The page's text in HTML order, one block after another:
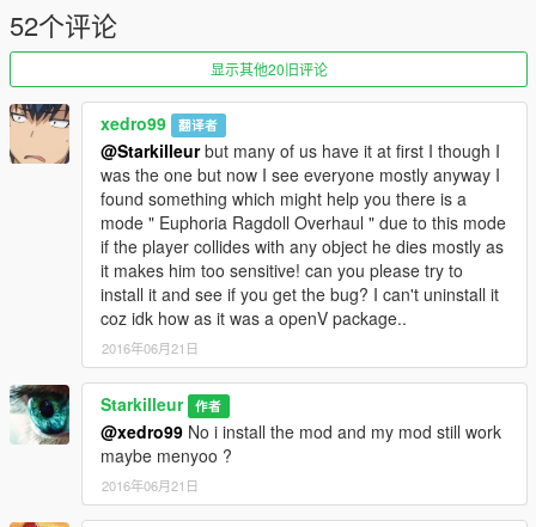
Know Bug :
Sometime you can die even if you are in the drone, I'm work on
52个评论
显示其他20旧评论
xedro99 翻译者
@Starkilleurbut many of us have it at first I though I
was the one but now I see everyone mostly anyway I
found something which might help you there is a
mode " Euphoria Ragdoll Overhaul " due to this mode
if the player collides with any object he dies mostly as
it makes him too sensitive! can you please try to
install it and see if you get the bug? I can't uninstall it
coz idk how as it was a openV package..
2016年06月21日
Starkilleur 作者
@xedro99 No i install the mod and my mod still work
maybe menyoo ?
2016年06月21日